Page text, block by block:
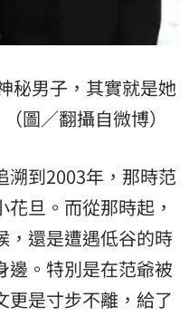
秘男子，其實就是她
圖／翻攝自微博）
溯到2003年，那時范
旦。而從那時起，
，還是遭遇低谷的時
邊。特別是在范爺被
更是寸步不離，給了